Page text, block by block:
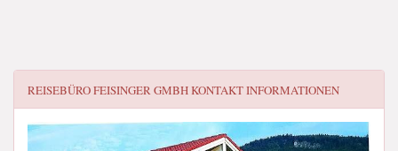
REISEBÜRO FEISINGER GMBHKONTAKT INFORMATIONEN